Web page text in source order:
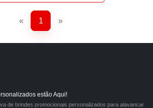
« 1 »
estão Aqui!
de brindes promocionais personalizados para alavancar